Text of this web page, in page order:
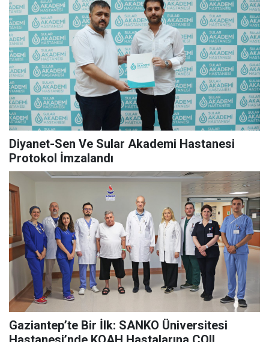
Diyanet-Sen Ve Sular Akademi Hastanesi
Protokol İmzalandı
Gaziantep’te Bir İlk: SANKO Üniversitesi